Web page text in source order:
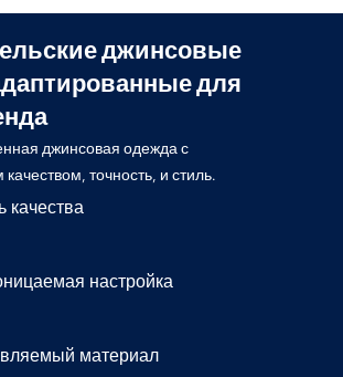
джинсовые
для
джинсовая одежда с
точность, и стиль.
качества
настройка
материал